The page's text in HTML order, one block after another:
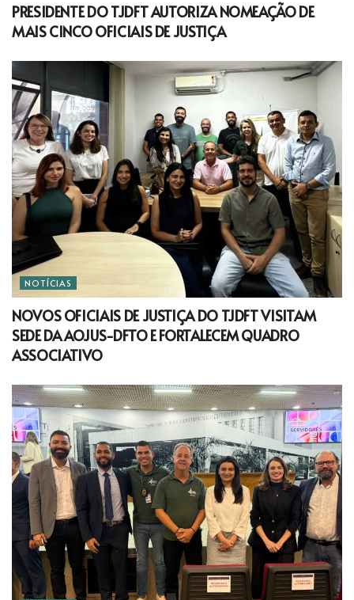
PRESIDENTE DO TJDFT AUTORIZA NOMEAÇÃO DE
MAIS CINCO OFICIAIS DE JUSTIÇA
NOTÍCIAS
NOVOS OFICIAIS DE JUSTIÇA DO TJDFT VISITAM
SEDE DA AOJUS-DFTO E FORTALECEM QUADRO
ASSOCIATIVO